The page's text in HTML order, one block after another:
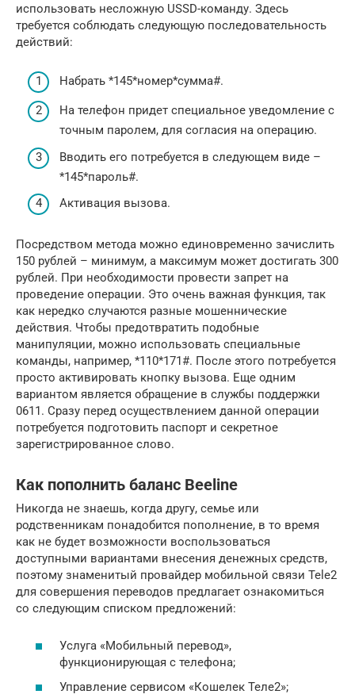
использовать несложную USSD-команду. Здесь
требуется соблюдать следующую последовательность
действий:
Набрать *145*номер*сумма#.
На телефон придет специальное уведомление с
точным паролем, для согласия на операцию.
Вводить его потребуется в следующем виде –
*145*пароль#.
Активация вызова.
Посредством метода можно единовременно зачислить
150 рублей – минимум, а максимум может достигать 300
рублей. При необходимости провести запрет на
проведение операции. Это очень важная функция, так
как нередко случаются разные мошеннические
действия. Чтобы предотвратить подобные
манипуляции, можно использовать специальные
команды, например, *110*171#. После этого потребуется
просто активировать кнопку вызова. Еще одним
вариантом является обращение в службы поддержки
0611. Сразу перед осуществлением данной операции
потребуется подготовить паспорт и секретное
зарегистрированное слово.
Как пополнить баланс Beeline
Никогда не знаешь, когда другу, семье или
родственникам понадобится пополнение, в то время
как не будет возможности воспользоваться
доступными вариантами внесения денежных средств,
поэтому знаменитый провайдер мобильной связи Tele2
для совершения переводов предлагает ознакомиться
со следующим списком предложений:
Услуга «Мобильный перевод»,
функционирующая с телефона;
Управление сервисом «Кошелек Теле2»;